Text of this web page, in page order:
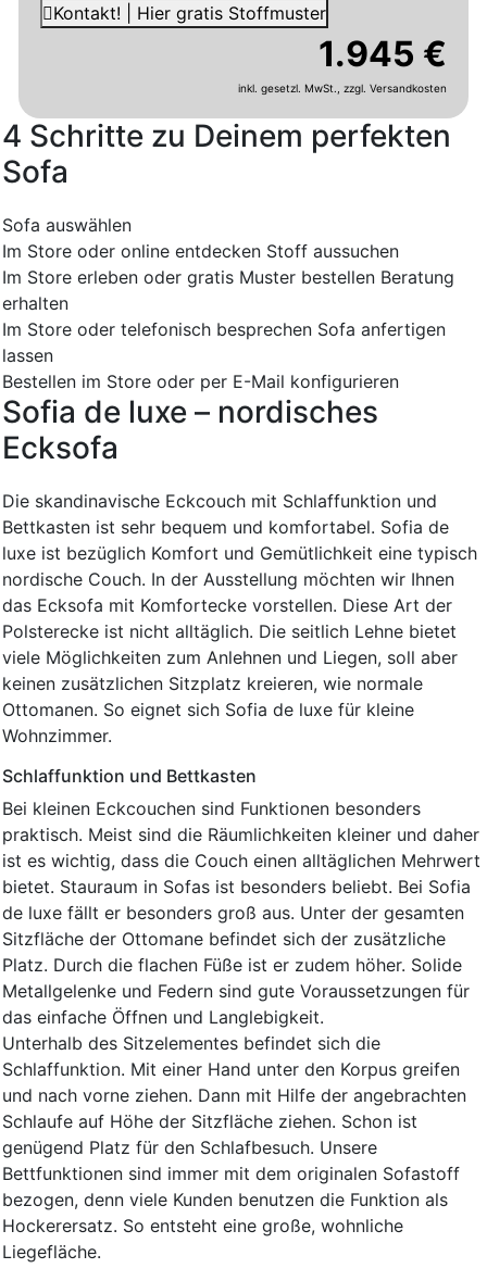
Kontakt! | Hier gratis Stoffmuster
1.945 €
inkl. gesetzl. MwSt., zzgl. Versandkosten
4 Schritte zu Deinem perfekten
Sofa
Sofa auswählen
Im Store oder online entdecken Stoff aussuchen
Im Store erleben oder gratis Muster bestellen Beratung
erhalten
Im Store oder telefonisch besprechen Sofa anfertigen
lassen
Bestellen im Store oder per E-Mail konfigurieren
Sofia de luxe – nordisches
Ecksofa
Die skandinavische Eckcouch mit Schlaffunktion und
Bettkasten ist sehr bequem und komfortabel. Sofia de
luxe ist bezüglich Komfort und Gemütlichkeit eine typisch
nordische Couch. In der Ausstellung möchten wir Ihnen
das Ecksofa mit Komfortecke vorstellen. Diese Art der
Polsterecke ist nicht alltäglich. Die seitlich Lehne bietet
viele Möglichkeiten zum Anlehnen und Liegen, soll aber
keinen zusätzlichen Sitzplatz kreieren, wie normale
Ottomanen. So eignet sich Sofia de luxe für kleine
Wohnzimmer.
Schlaffunktion und Bettkasten
Bei kleinen Eckcouchen sind Funktionen besonders
praktisch. Meist sind die Räumlichkeiten kleiner und daher
ist es wichtig, dass die Couch einen alltäglichen Mehrwert
bietet. Stauraum in Sofas ist besonders beliebt. Bei Sofia
de luxe fällt er besonders groß aus. Unter der gesamten
Sitzfläche der Ottomane befindet sich der zusätzliche
Platz. Durch die flachen Füße ist er zudem höher. Solide
Metallgelenke und Federn sind gute Voraussetzungen für
das einfache Öffnen und Langlebigkeit.
Unterhalb des Sitzelementes befindet sich die
Schlaffunktion. Mit einer Hand unter den Korpus greifen
und nach vorne ziehen. Dann mit Hilfe der angebrachten
Schlaufe auf Höhe der Sitzfläche ziehen. Schon ist
genügend Platz für den Schlafbesuch. Unsere
Bettfunktionen sind immer mit dem originalen Sofastoff
bezogen, denn viele Kunden benutzen die Funktion als
Hockerersatz. So entsteht eine große, wohnliche
Liegefläche.